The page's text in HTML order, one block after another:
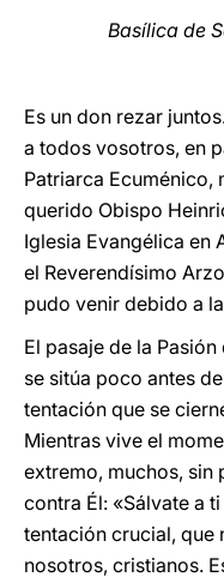
Basílica de
Es un don rezar
a todos vosotros, en
Patriarca Ecuménico,
querido Obispo
Iglesia Evangélica en
el Reverendísimo
pudo venir debido a
El pasaje de la
se sitúa poco antes
tentación que se
Mientras vive el
extremo, muchos, sin
contra Él: «Sálvate a
tentación crucial, que
nosotros, cristianos.